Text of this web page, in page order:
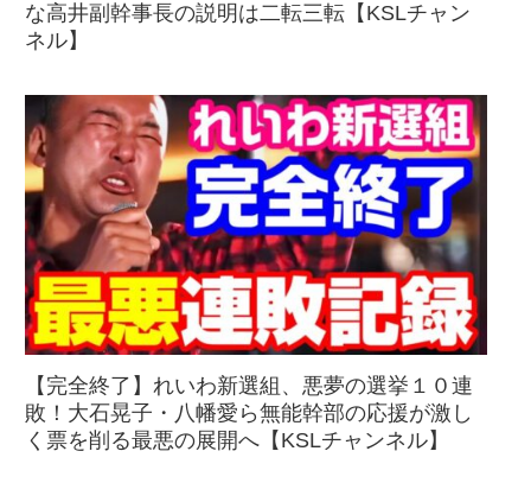
な高井副幹事長の説明は二転三転【KSLチャン
ネル】
【完全終了】れいわ新選組、悪夢の選挙１０連
敗！大石晃子・八幡愛ら無能幹部の応援が激し
く票を削る最悪の展開へ【KSLチャンネル】